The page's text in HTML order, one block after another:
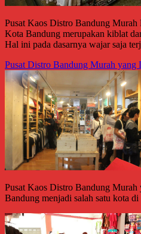
Pusat Kaos Distro Bandung
Kota Bandung merupakan kiblat
Hal ini pada dasarnya wajar saja
Pusat Distro Bandung Murah yang
Pusat Kaos Distro Bandung Murah
Bandung menjadi salah satu kota